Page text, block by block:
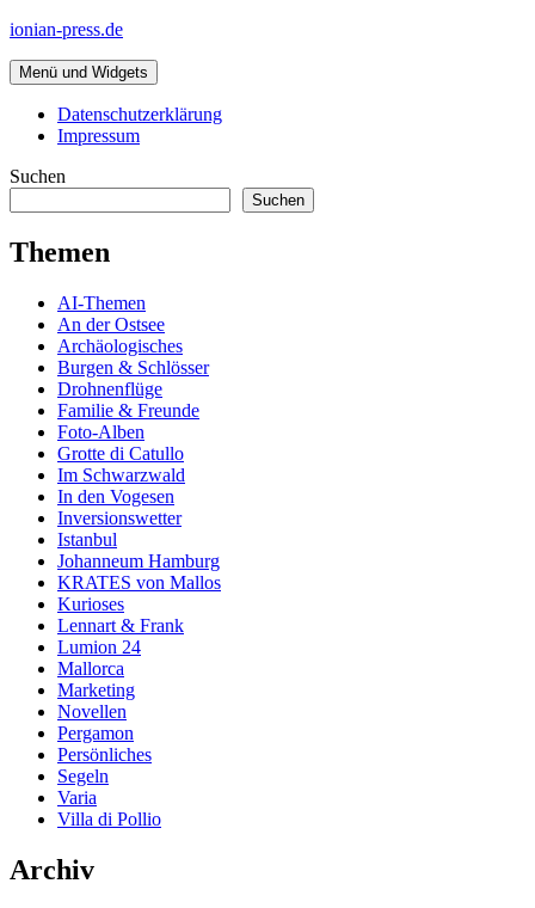
Zum
springen
ionian-press.de
Menü und Widgets
Datenschutzerklärung
Impressum
Suchen
Suchen
Themen
AI-Themen
An der Ostsee
Archäologisches
Burgen & Schlösser
Drohnenflüge
Familie & Freunde
Foto-Alben
Grotte di Catullo
Im Schwarzwald
In den Vogesen
Inversionswetter
Istanbul
Johanneum Hamburg
KRATES von Mallos
Kurioses
Lennart & Frank
Lumion 24
Mallorca
Marketing
Novellen
Pergamon
Persönliches
Segeln
Varia
Villa di Pollio
Archiv